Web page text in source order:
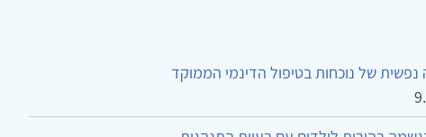
נפשית של נוכחות בטיפול הדינמי הממוקד